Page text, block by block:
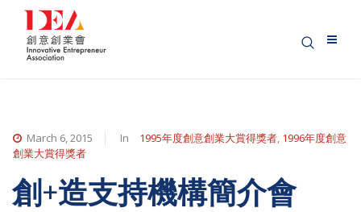
March 6, 2015 In 1995年度創意創業大賞得獎者, 1996年度創意
創業大賞得獎者
創+造支持機構簡介會